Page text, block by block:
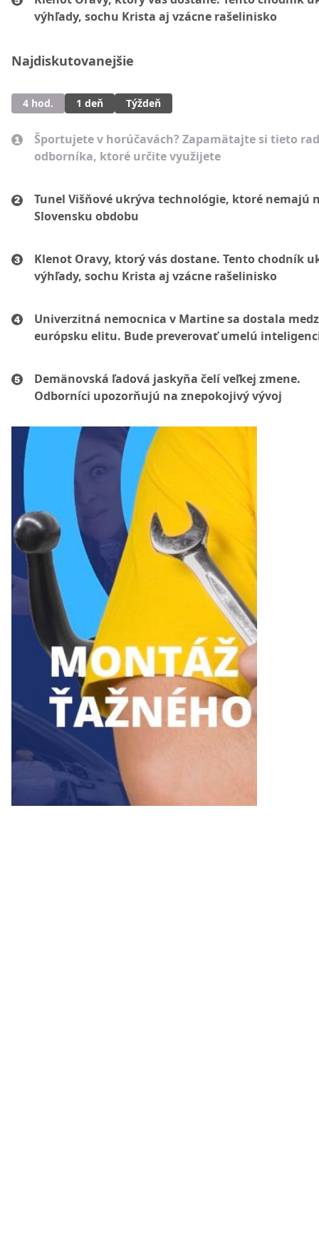
výhľady, sochu Krista aj vzácne rašelinisko
Najdiskutovanejšie
4 hod. 1 deň Týždeň
Športujete v horúčavách? Zapamätajte si tieto
odborníka, ktoré určite využijete
Tunel Višňové ukrýva technológie, ktoré nemajú
Slovensku obdobu
Klenot Oravy, ktorý vás dostane. Tento chodník
výhľady, sochu Krista aj vzácne rašelinisko
Univerzitná nemocnica v Martine sa dostala
európsku elitu. Bude preverovať umelú
Demänovská ľadová jaskyňa čelí veľkej zmene.
Odborníci upozorňujú na znepokojivý vývoj